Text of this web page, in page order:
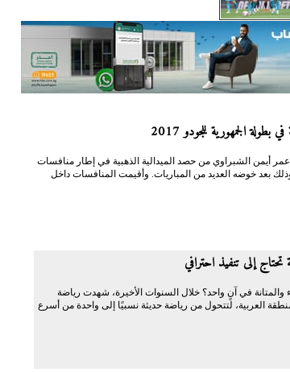
الجمهورية للجودو 2017
أيمن الشبراوي من حصد الميدالية الذهبية في إطار منافسات
للحودو لمواليد ٢٠١٧ وذلك بعد خوضه العديد من المباريات. وأقيمت المنافسات داخل
إلى تنفيذ احترافي
في آنٍ واحد؟ خلال السنوات الأخيرة، شهدت رياضة
العربية، لتتحول من رياضة حديثة نسبيًا إلى واحدة من أسرع